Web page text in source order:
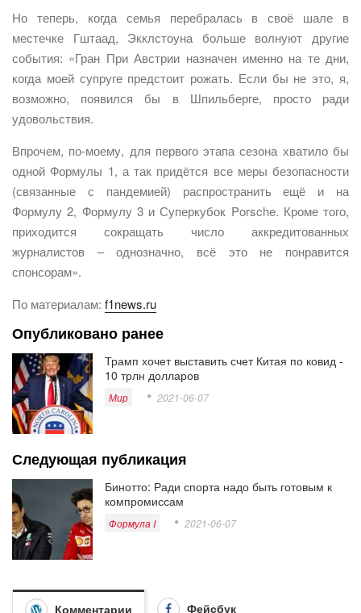
Но теперь, когда семья перебралась в своё шале в
местечке Гштаад, Экклстоуна больше волнуют другие
события: «Гран При Австрии назначен именно на те дни,
когда моей супруге предстоит рожать. Если бы не это, я,
возможно, появился бы в Шпильберге, просто ради
удовольствия.
Впрочем, по-моему, для первого этапа сезона хватило бы
одной Формулы 1, а так придётся все меры безопасности
(связанные с пандемией) распространить ещё и на
Формулу 2, Формулу 3 и Суперкубок Porsche. Кроме того,
приходится сокращать число аккредитованных
журналистов – однозначно, всё это не понравится
спонсорам».
По материалам: f1news.ru
Опубликовано ранее
Трамп хочет выставить счет Китая по ковид -
10 трлн долларов
Мир 2021-06-07
Следующая публикация
Бинотто: Ради спорта надо быть готовым к
компромиссам
Формула I 2021-06-07
Комментарии Фейсбук